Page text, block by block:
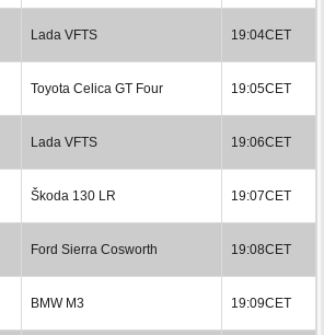
Lada VFTS 19:04CET
Toyota Celica GT Four 19:05CET
Lada VFTS 19:06CET
Škoda 130 LR 19:07CET
Ford Sierra Cosworth 19:08CET
BMW M3 19:09CET